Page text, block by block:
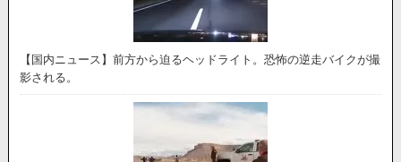
【国内ニュース】前方から迫るヘッドライト。恐怖の逆走バイクが撮
影される。